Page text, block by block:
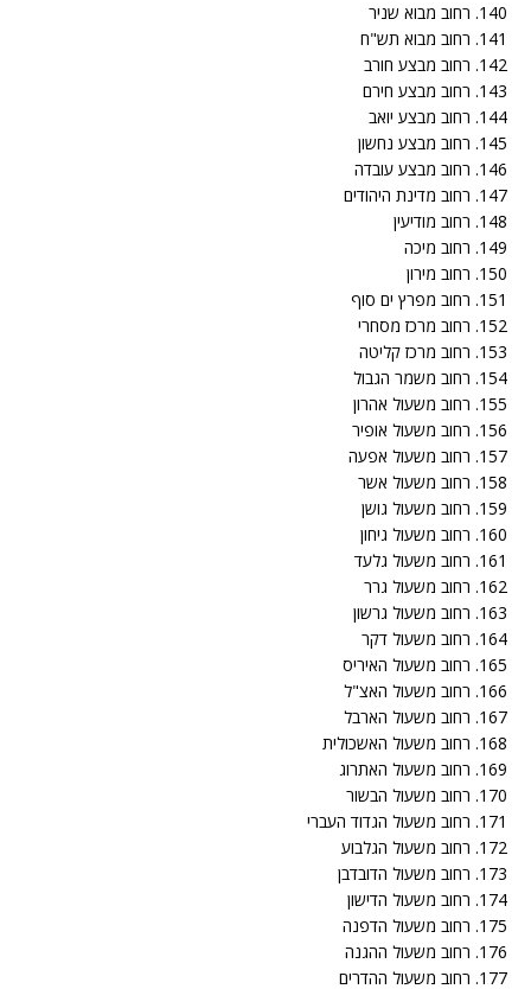
140. רחוב מבוא שניר
141. רחוב מבוא תש"ח
142. רחוב מבצע חורב
143. רחוב מבצע חירם
144. רחוב מבצע יואב
145. רחוב מבצע נחשון
146. רחוב מבצע עובדה
147. רחוב מדינת היהודים
148. רחוב מודיעין
149. רחוב מיכה
150. רחוב מירון
151. רחוב מפרץ ים סוף
152. רחוב מרכז מסחרי
153. רחוב מרכז קליטה
154. רחוב משמר הגבול
155. רחוב משעול אהרון
156. רחוב משעול אופיר
157. רחוב משעול אפעה
158. רחוב משעול אשר
159. רחוב משעול גושן
160. רחוב משעול גיחון
161. רחוב משעול גלעד
162. רחוב משעול גרר
163. רחוב משעול גרשון
164. רחוב משעול דקר
165. רחוב משעול האיריס
166. רחוב משעול האצ"ל
167. רחוב משעול הארבל
168. רחוב משעול האשכולית
169. רחוב משעול האתרוג
170. רחוב משעול הבשור
171. רחוב משעול הגדוד העברי
172. רחוב משעול הגלבוע
173. רחוב משעול הדובדבן
174. רחוב משעול הדישון
175. רחוב משעול הדפנה
176. רחוב משעול ההגנה
177. רחוב משעול ההדרים